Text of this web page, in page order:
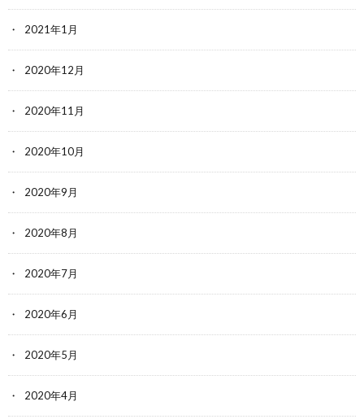
2021年1月
2020年12月
2020年11月
2020年10月
2020年9月
2020年8月
2020年7月
2020年6月
2020年5月
2020年4月